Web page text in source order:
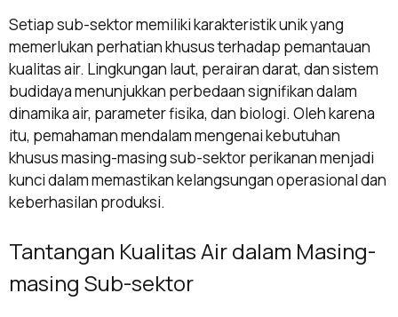
Setiap sub-sektor memiliki karakteristik unik yang
memerlukan perhatian khusus terhadap pemantauan
kualitas air. Lingkungan laut, perairan darat, dan sistem
budidaya menunjukkan perbedaan signifikan dalam
dinamika air, parameter fisika, dan biologi. Oleh karena
itu, pemahaman mendalam mengenai kebutuhan
khusus masing-masing sub-sektor perikanan menjadi
kunci dalam memastikan kelangsungan operasional dan
keberhasilan produksi.
Tantangan Kualitas Air dalam Masing-
masing Sub-sektor